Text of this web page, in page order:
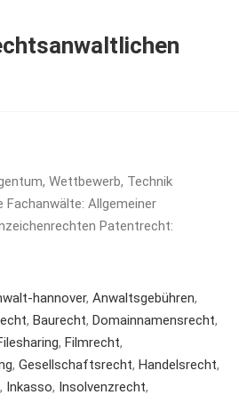
Wettbewerb, Technik
Fachanwälte: Allgemeiner
Patentrecht:
hannover, Anwaltsgebühren,
, Baurecht, Domainnamensrecht,
, Filmrecht,
, Gesellschaftsrecht, Handelsrecht,
, Inkasso, Insolvenzrecht,